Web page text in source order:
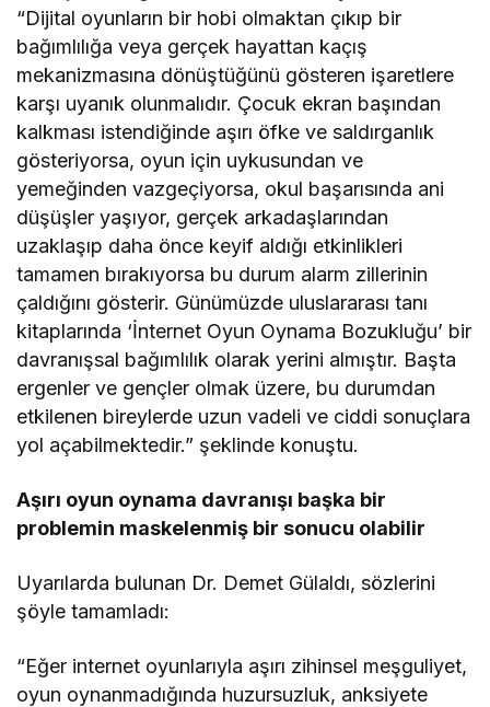
“Dijital oyunların bir hobi olmaktan çıkıp bir
bağımlılığa veya gerçek hayattan kaçış
mekanizmasına dönüştüğünü gösteren işaretlere
karşı uyanık olunmalıdır. Çocuk ekran başından
kalkması istendiğinde aşırı öfke ve saldırganlık
gösteriyorsa, oyun için uykusundan ve
yemeğinden vazgeçiyorsa, okul başarısında ani
düşüşler yaşıyor, gerçek arkadaşlarından
uzaklaşıp daha önce keyif aldığı etkinlikleri
tamamen bırakıyorsa bu durum alarm zillerinin
çaldığını gösterir. Günümüzde uluslararası tanı
kitaplarında ‘İnternet Oyun Oynama Bozukluğu’ bir
davranışsal bağımlılık olarak yerini almıştır. Başta
ergenler ve gençler olmak üzere, bu durumdan
etkilenen bireylerde uzun vadeli ve ciddi sonuçlara
yol açabilmektedir.” şeklinde konuştu.
Aşırı oyun oynama davranışı başka bir
problemin maskelenmiş bir sonucu olabilir
Uyarılarda bulunan Dr. Demet Gülaldı, sözlerini
şöyle tamamladı:
“Eğer internet oyunlarıyla aşırı zihinsel meşguliyet,
oyun oynanmadığında huzursuzluk, anksiyete